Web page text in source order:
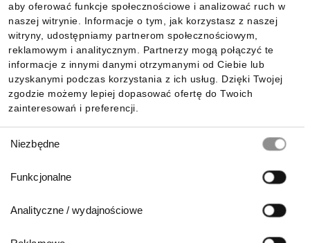
aby oferować funkcje społecznościowe i analizować ruch w
naszej witrynie. Informacje o tym, jak korzystasz z naszej
witryny, udostępniamy partnerom społecznościowym,
reklamowym i analitycznym. Partnerzy mogą połączyć te
informacje z innymi danymi otrzymanymi od Ciebie lub
uzyskanymi podczas korzystania z ich usług. Dzięki Twojej
zgodzie możemy lepiej dopasować ofertę do Twoich
zainteresowań i preferencji.
zgody
Niezbędne
Funkcjonalne
Analityczne / wydajnościowe
Informacje
Pobierz naszą aplikację mobilną: